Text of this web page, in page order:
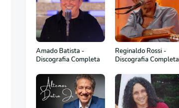
Amado Batista -
Discografia Completa
Reginaldo Rossi -
Discografia Completa